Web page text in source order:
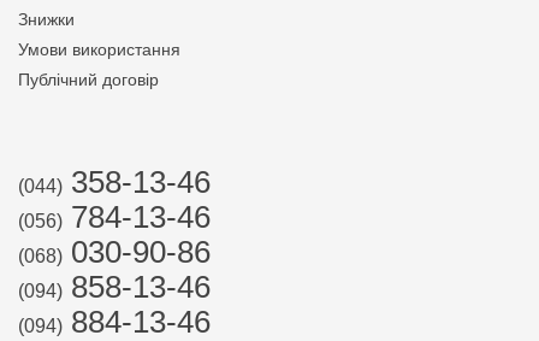
Знижки
Умови використання
Публічний договір
(044) 358-13-46
(056) 784-13-46
(068) 030-90-86
(094) 858-13-46
(094) 884-13-46